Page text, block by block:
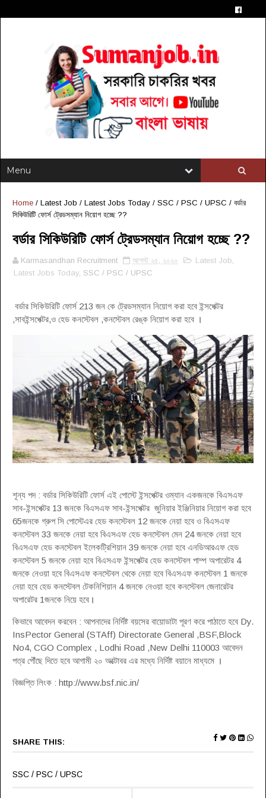
Home / Latest Job / Latest Jobs Today / SSC / PSC / UPSC / বর্ডার
সিকিউরিটি ফোর্স ট্রেডসম্যান নিয়োগ হচ্ছে ??
বর্ডার সিকিউরিটি ফোর্স ট্রেডসম্যান নিয়োগ হচ্ছে ??
Karmasandhan Recruitment আগস্ট ২৫, ২০২০ Latest Job
Latest Jobs Today , SSC / PSC / UPSC
বর্ডার সিকিউরিটি ফোর্স 213 জন কে ট্রেডসম্যান নিয়োগ করা হবে ইন্সপেক্টর
,সাবইন্সপেক্টর,ও হেড কনস্টেবল ,কনস্টেবল রেঙ্ক নিয়োগ করা হবে ।
শূন্য পদ : বর্ডার সিকিউরিটি ফোর্স এই পোস্টে ইন্সপেক্টর ওম্যান একজনকে বিএসএফ
সাব-ইন্সপেক্টর 13 জনকে বিএসএফ সাব-ইন্সপেক্টর জুনিয়ার ইঞ্জিনিয়ার নিয়োগ করা হবে
65জনকে গ্রুপ সি পোস্টেএর হেড কনস্টেবল 12 জনকে নেয়া হবে ও বিএসএফ
কনস্টেবল 33 জনকে নেয়া হবে বিএসএফ হেড কনস্টেবল মেন 24 জনকে নেয়া হবে
বিএসএফ হেড কনস্টেবল ইলেকট্রিশিয়ান 39 জনকে নেয়া হবে এনডিআরএফ হেড
কনস্টেবল 5 জনকে নেয়া হবে বিএসএফ ইন্সপেক্টর হেড কনস্টেবল পাম্প অপারেটর 4
জনকে নেওয়া হবে বিএসএফ কনস্টেবল থেকে নেয়া হবে বিএসএফ কনস্টেবল 1 জনকে
নেয়া হবে হেড কনস্টেবল টেকনিশিয়ান 4 জনকে নেওয়া হবে কনস্টেবল জেনারেটর
অপারেটর 1জনকে নিয়ে হবে ।
কিভাবে আবেদন করবেন : আপনাদের নির্দিষ্ট বয়সের বায়োডাটা পূরণ করে পাঠাতে হবে Dy.
InsPector General (STAff) Directorate General ,BSF,Block
No4, CGO Complex , Lodhi Road ,New Delhi 110003 আবেদন
পত্র পৌঁছে দিতে হবে আগামী ২০ অক্টোবর এর মধ্যে নির্দিষ্ট বয়ানে মাধ্যমে ।
বিজ্ঞপ্তি লিংক : http://www.bsf.nic.in/
SHARE THIS:
SSC / PSC / UPSC